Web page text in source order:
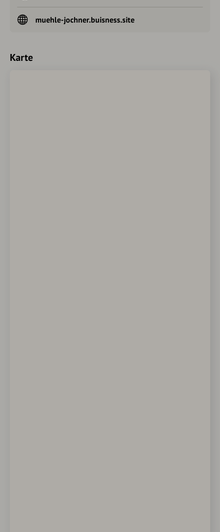
muehle-jochner.buisness.site
Karte